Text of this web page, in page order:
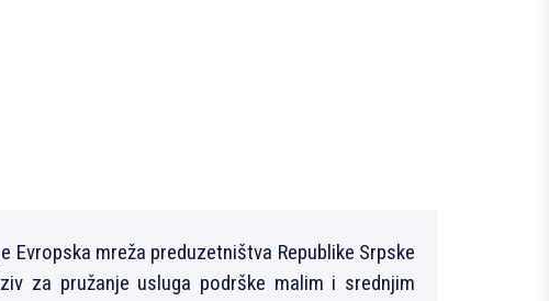
mreža preduzetništva Republike Srpske
za pružanje usluga podrške malim i srednjim